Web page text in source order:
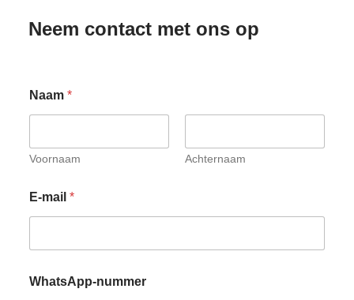
Neem contact met ons op
Naam *
Voornaam Achternaam
E-mail *
WhatsApp-nummer